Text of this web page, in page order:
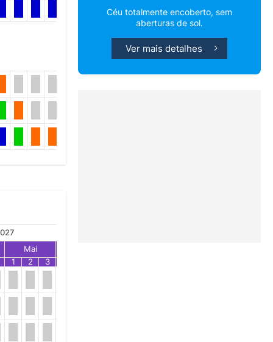
Mai
1 2 3
Céu totalmente encoberto, sem
aberturas de sol.
Ver mais detalhes